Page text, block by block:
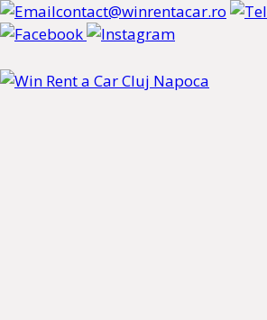
contact@winrentacar.ro